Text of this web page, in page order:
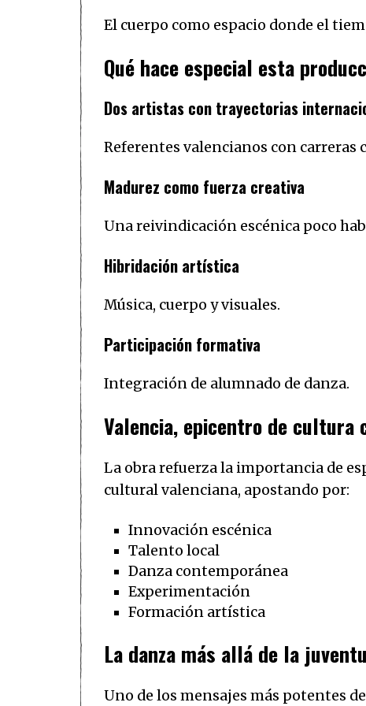
El cuerpo como espacio donde el
Qué hace especial esta
Dos artistas con trayectorias
Referentes valencianos con carreras
Madurez como fuerza creativa
Una reivindicación escénica poco
Hibridación artística
Música, cuerpo y visuales.
Participación formativa
Integración de alumnado de danza.
Valencia, epicentro de cultura
La obra refuerza la importancia de
cultural valenciana, apostando por:
Innovación escénica
Talento local
Danza contemporánea
Experimentación
Formación artística
La danza más allá de la
Uno de los mensajes más potentes